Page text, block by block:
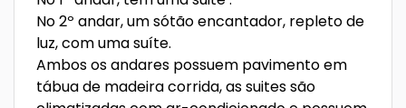
No 2º andar, um sótão encantador, repleto de
luz, com uma suíte.
Ambos os andares possuem pavimento em
tábua de madeira corrida, as suites são